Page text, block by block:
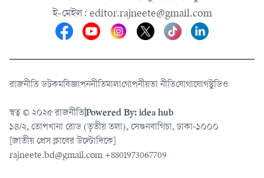
ই-মেইল: editor.rajneete@gmail.com
রাজনীতি ডটকমবিজ্ঞাপননীতিমালাগোপনীয়তা নীতিযোগাযোগস্টুডিও
স্বত্ব © ২০২৫ রাজনীতিPowered By: idea hub
১৪/২, তোপখানা রোড (তৃতীয় তলা), সেগুনবাগিচা, ঢাকা-১০০০
[জাতীয় প্রেস ক্লাবের উল্টোদিকে]
rajneete.bd@gmail.com +8801973067709